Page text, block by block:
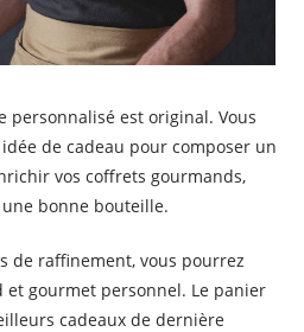
personnalisé est original. Vous
de cadeau pour composer un
vos coffrets gourmands,
une bonne bouteille.
de raffinement, vous pourrez
gourmet personnel. Le panier
cadeaux de dernière